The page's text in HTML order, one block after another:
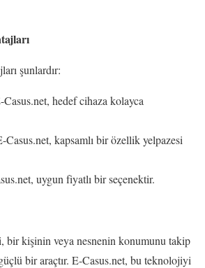
şunlardır:
Casus.net, hedef cihaza kolayca
Casus.net, kapsamlı bir özellik yelpazesi
uygun fiyatlı bir seçenektir.
bir kişinin veya nesnenin konumunu takip
bir araçtır. E-Casus.net, bu teknolojiyi